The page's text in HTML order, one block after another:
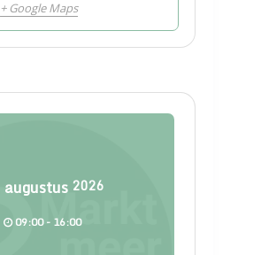
+ Google Maps
augustus 2026
09:00 - 16:00